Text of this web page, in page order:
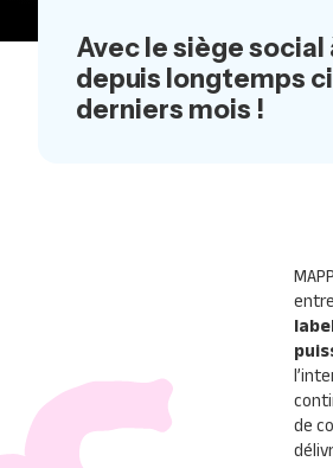
Avec le siège social
depuis longtemps
derniers mois !
de